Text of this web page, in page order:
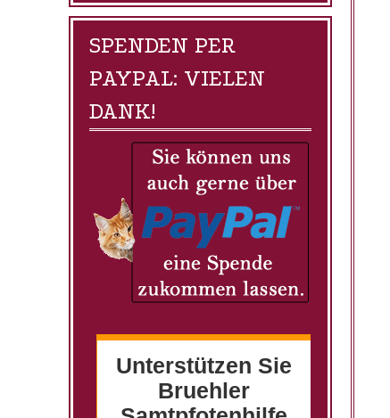
SPENDEN PER
PAYPAL: VIELEN
DANK!